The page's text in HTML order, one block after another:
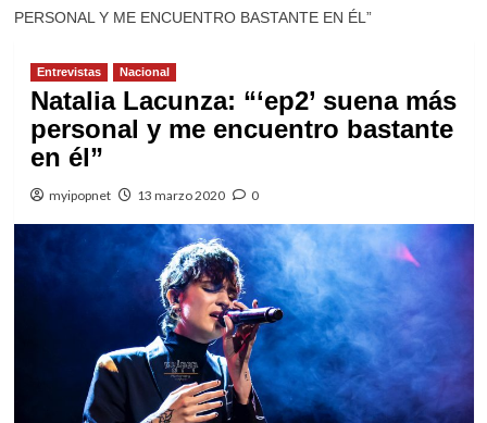
PERSONAL Y ME ENCUENTRO BASTANTE EN ÉL”
Entrevistas Nacional
Natalia Lacunza: “‘ep2’ suena más
personal y me encuentro bastante
en él”
myipopnet 13 marzo 2020 0